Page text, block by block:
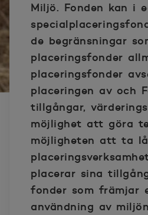
Miljö. Fonden kan i
de begränsningar
placeringsfonder
placeringsfonder
placeringen av och
tillgångar,
möjlighet att göra
möjligheten att ta
placerar sina
fonder som främjar
användning av